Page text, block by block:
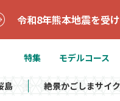
令和8年熊本地震を受
特集 モデルコース
島 絶景かごしまサイ